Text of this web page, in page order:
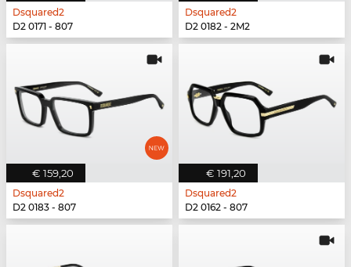
Dsquared2
D2 0171 - 807
Dsquared2
D2 0182 - 2M2
€ 159,20
Dsquared2
D2 0183 - 807
€ 191,20
Dsquared2
D2 0162 - 807